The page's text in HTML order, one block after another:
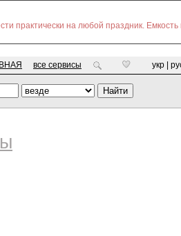
практически на любой праздник.
все сервисы укр |